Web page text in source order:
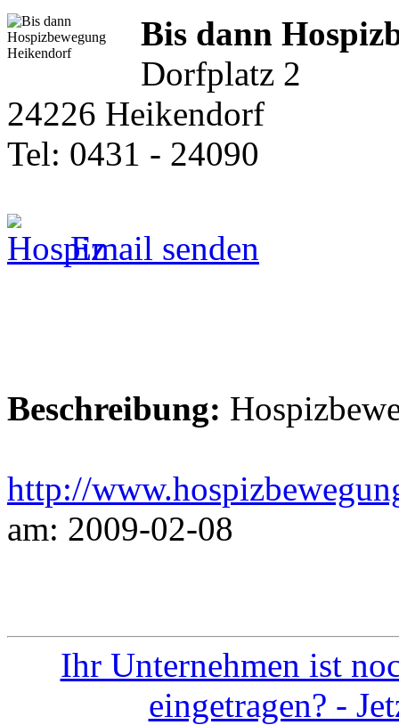
Bis dann
Dorfplatz 2
24226 Heikendorf
Tel: 0431 - 24090
Email senden
Beschreibung:
http://
am: 2009-02-08
Ihr Unternehmen ist
eingetragen? -